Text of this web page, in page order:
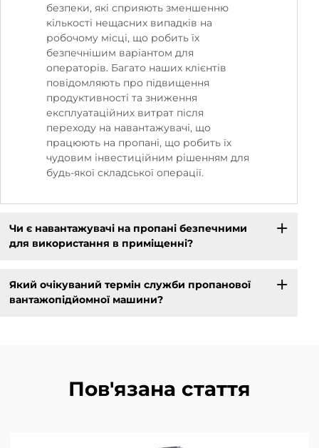
безпеки, які сприяють зменшенню
кількості нещасних випадків на
робочому місці, що робить їх
безпечнішим варіантом для
операторів. Багато наших клієнтів
повідомляють про підвищення
продуктивності та зниження
експлуатаційних витрат після
переходу на навантажувачі, що
працюють на пропані, що робить їх
чудовим інвестиційним рішенням для
будь-якої складської операції.
Чи є навантажувачі на пропані безпечними
для використання в приміщенні?
Який очікуваний термін служби пропанової
вантажопідйомної машини?
Пов'язана стаття